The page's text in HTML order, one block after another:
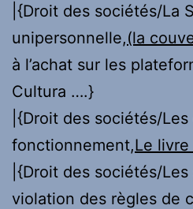
|{Droit des sociétés/La
unipersonnelle,(la
à l’achat sur les
Cultura ….}
|{Droit des sociétés/
fonctionnement,Le livre
|{Droit des sociétés/
violation des règles de